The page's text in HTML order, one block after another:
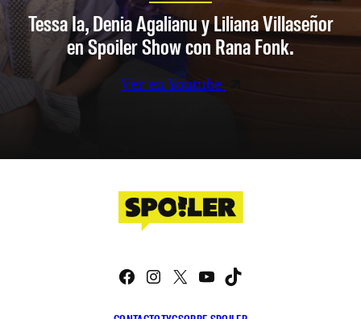
Tessa Ia, Denia Agalianu y Liliana Villaseñor
en Spoiler Show con Rana Fonk.
Ver en Youtube
Facebook
Instagram
X YouTube